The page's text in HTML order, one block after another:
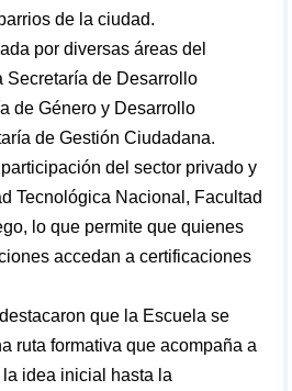
de la ciudad.
por diversas áreas del
Secretaría de Desarrollo
de Género y Desarrollo
de Gestión Ciudadana.
del sector privado y
Tecnológica Nacional, Facultad
lo que permite que quienes
accedan a certificaciones
que la Escuela se
ruta formativa que acompaña a
idea inicial hasta la